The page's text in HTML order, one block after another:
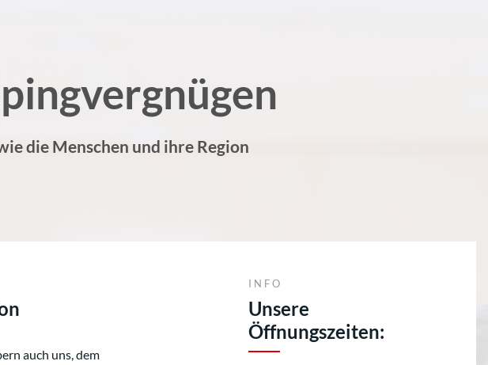
die Menschen und ihre Region
auch uns, dem
INFO
Unsere
Öffnungszeiten: